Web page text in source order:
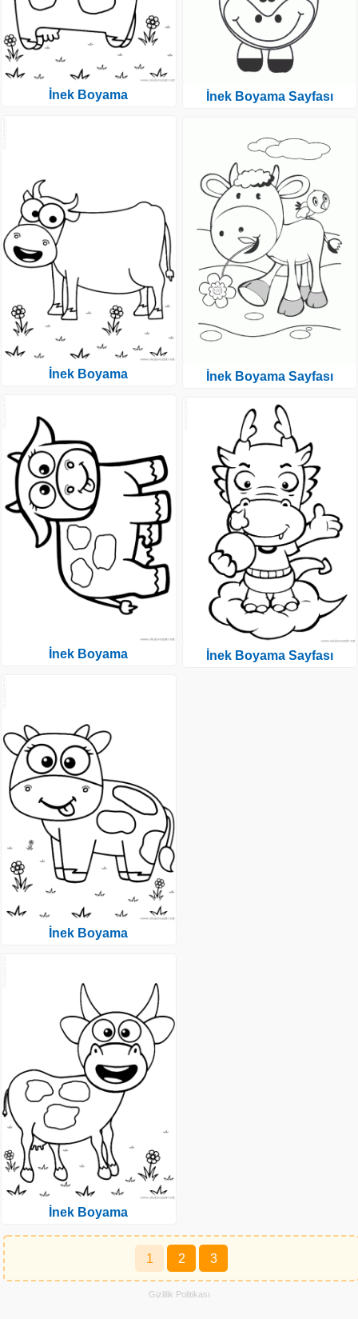
İnek Boyama
İnek Boyama
İnek Boyama
İnek Boyama
İnek Boyama
İnek Boyama Sayfası
İnek Boyama Sayfası
İnek Boyama Sayfası
Yazı
sayfalaması
1 2 3
Gizlilik Politikası